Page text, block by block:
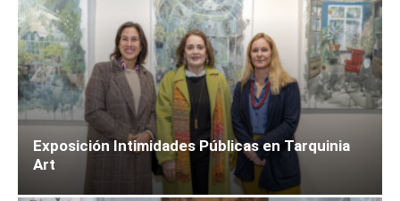
Exposición Intimidades Públicas en Tarquinia
Art